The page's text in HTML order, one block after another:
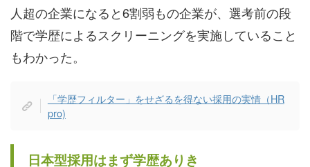
人超の企業になると6割弱もの企業が、選考前の段
階で学歴によるスクリーニングを実施していること
もわかった。
「学歴フィルター」をせざるを得ない採用の実情（HR
pro)
日本型採用はまず学歴ありき